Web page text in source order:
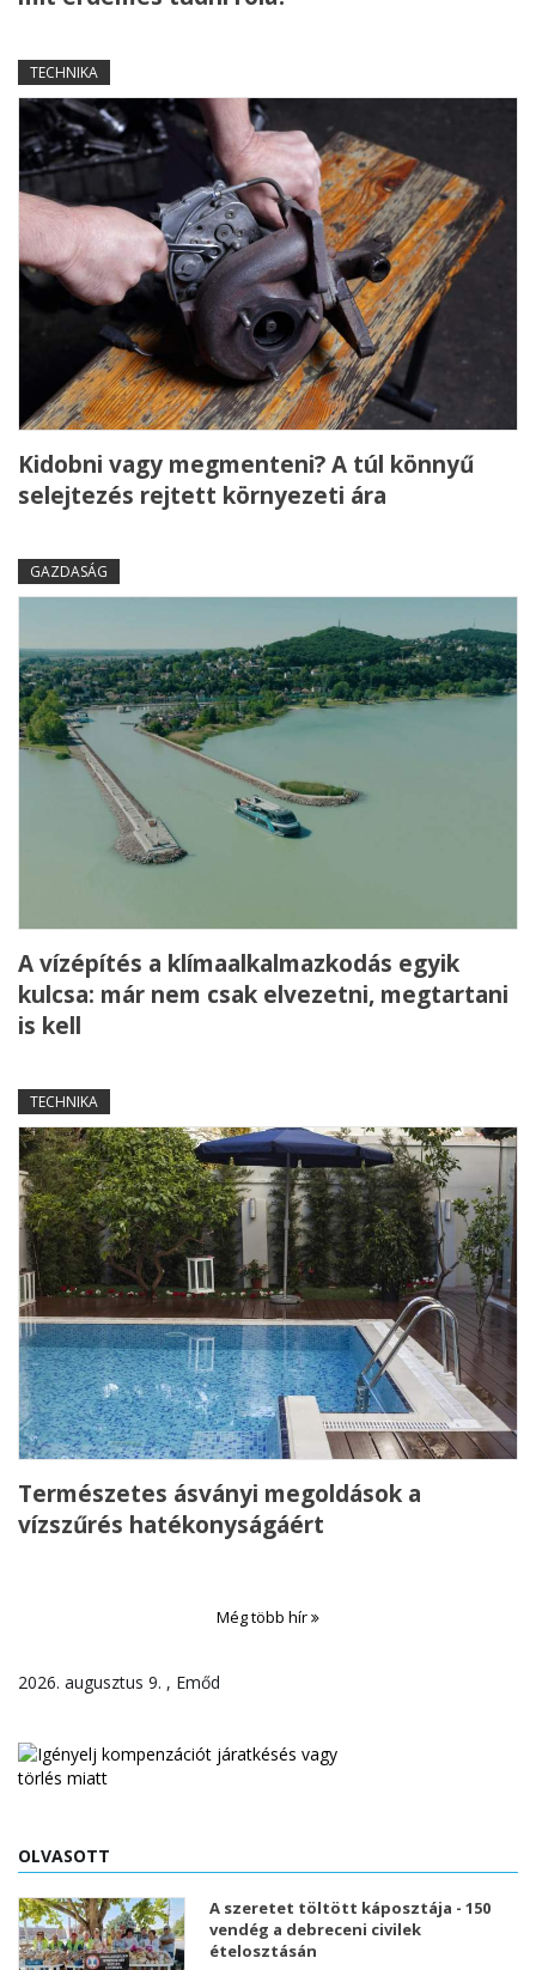
TECHNIKA
Kidobni vagy megmenteni? A túl könnyű
selejtezés rejtett környezeti ára
GAZDASÁG
A vízépítés a klímaalkalmazkodás egyik
kulcsa: már nem csak elvezetni, megtartani
is kell
TECHNIKA
Természetes ásványi megoldások a
vízszűrés hatékonyságáért
Még több hír
2026. augusztus 9. , Emőd
OLVASOTT
A szeretet töltött káposztája - 150
vendég a debreceni civilek
ételosztásán